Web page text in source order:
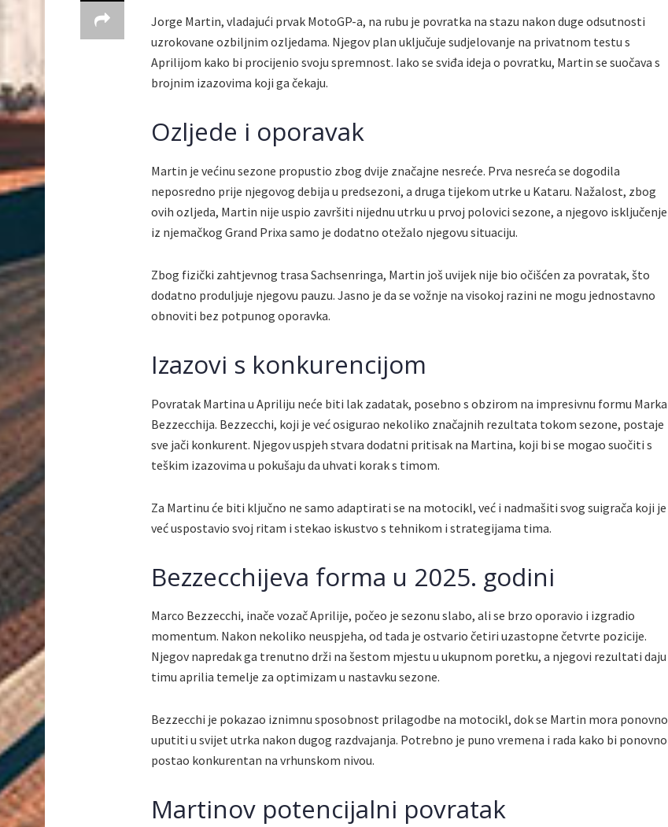
Jorge Martin, vladajući prvak MotoGP-a, na rubu je povratka na stazu nakon duge odsutnosti
uzrokovane ozbiljnim ozljedama. Njegov plan uključuje sudjelovanje na privatnom testu s
Aprilijom kako bi procijenio svoju spremnost. Iako se sviđa ideja o povratku, Martin se suočava s
brojnim izazovima koji ga čekaju.
Ozljede i oporavak
Martin je većinu sezone propustio zbog dvije značajne nesreće. Prva nesreća se dogodila
neposredno prije njegovog debija u predsezoni, a druga tijekom utrke u Kataru. Nažalost, zbog
ovih ozljeda, Martin nije uspio završiti nijednu utrku u prvoj polovici sezone, a njegovo isključenje
iz njemačkog Grand Prixa samo je dodatno otežalo njegovu situaciju.
Zbog fizički zahtjevnog trasa Sachsenringa, Martin još uvijek nije bio očišćen za povratak, što
dodatno produljuje njegovu pauzu. Jasno je da se vožnje na visokoj razini ne mogu jednostavno
obnoviti bez potpunog oporavka.
Izazovi s konkurencijom
Povratak Martina u Apriliju neće biti lak zadatak, posebno s obzirom na impresivnu formu Marka
Bezzecchija. Bezzecchi, koji je već osigurao nekoliko značajnih rezultata tokom sezone, postaje
sve jači konkurent. Njegov uspjeh stvara dodatni pritisak na Martina, koji bi se mogao suočiti s
teškim izazovima u pokušaju da uhvati korak s timom.
Za Martinu će biti ključno ne samo adaptirati se na motocikl, već i nadmašiti svog suigrača koji je
već uspostavio svoj ritam i stekao iskustvo s tehnikom i strategijama tima.
Bezzecchijeva forma u 2025. godini
Marco Bezzecchi, inače vozač Aprilije, počeo je sezonu slabo, ali se brzo oporavio i izgradio
momentum. Nakon nekoliko neuspjeha, od tada je ostvario četiri uzastopne četvrte pozicije.
Njegov napredak ga trenutno drži na šestom mjestu u ukupnom poretku, a njegovi rezultati daju
timu aprilia temelje za optimizam u nastavku sezone.
Bezzecchi je pokazao iznimnu sposobnost prilagodbe na motocikl, dok se Martin mora ponovno
uputiti u svijet utrka nakon dugog razdvajanja. Potrebno je puno vremena i rada kako bi ponovno
postao konkurentan na vrhunskom nivou.
Martinov potencijalni povratak